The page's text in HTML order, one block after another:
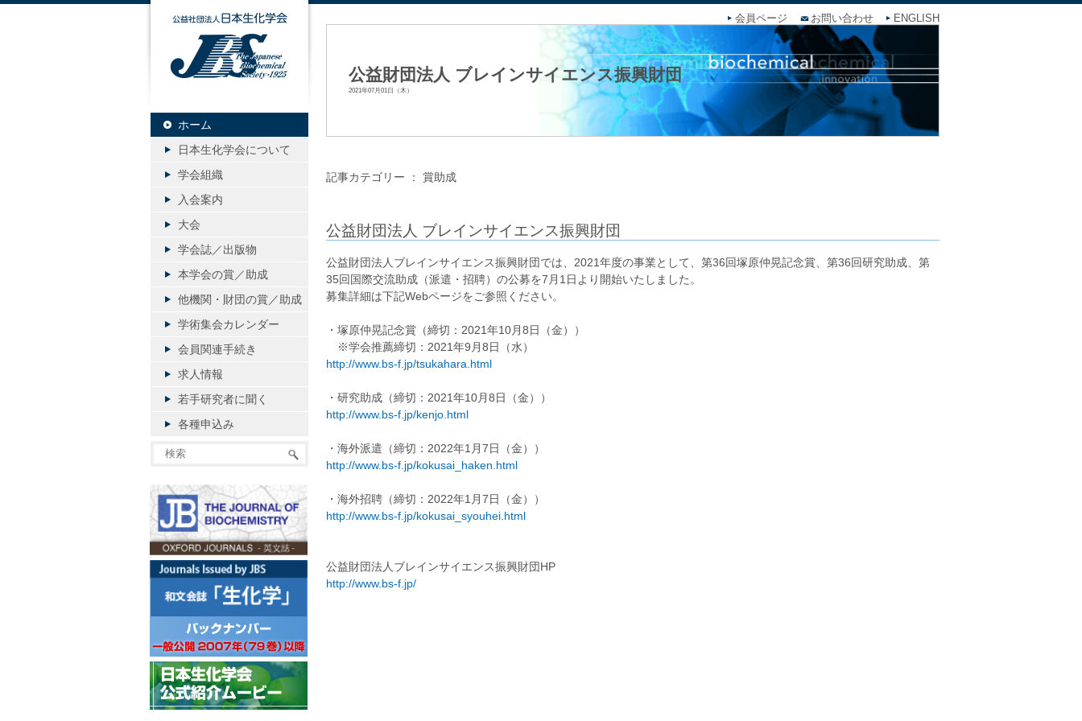
会員ページ お問い合わせ ENGLISH
公益財団法人 ブレインサイエンス振興財団
2021年07月01日（木）
記事カテゴリー ： 賞助成
公益財団法人 ブレインサイエンス振興財団
公益財団法人ブレインサイエンス振興財団では、2021年度の事業として、第36回塚原仲晃記念賞、第36回研究助成、第
35回国際交流助成（派遣・招聘）の公募を7月1日より開始いたしました。
募集詳細は下記Webページをご参照ください。
・塚原仲晃記念賞（締切：2021年10月8日（金））
※学会推薦締切：2021年9月8日（水）
http://www.bs-f.jp/tsukahara.html
・研究助成（締切：2021年10月8日（金））
http://www.bs-f.jp/kenjo.html
・海外派遣（締切：2022年1月7日（金））
http://www.bs-f.jp/kokusai_haken.html
・海外招聘（締切：2022年1月7日（金））
http://www.bs-f.jp/kokusai_syouhei.html
公益財団法人ブレインサイエンス振興財団HP
http://www.bs-f.jp/
公益社団法人日本生化学会
ホーム
日本生化学会について
学会組織
入会案内
大会
学会誌／出版物
本学会の賞／助成
他機関・財団の賞／助成
学術集会カレンダー
会員関連手続き
求人情報
若手研究者に聞く
各種申込み